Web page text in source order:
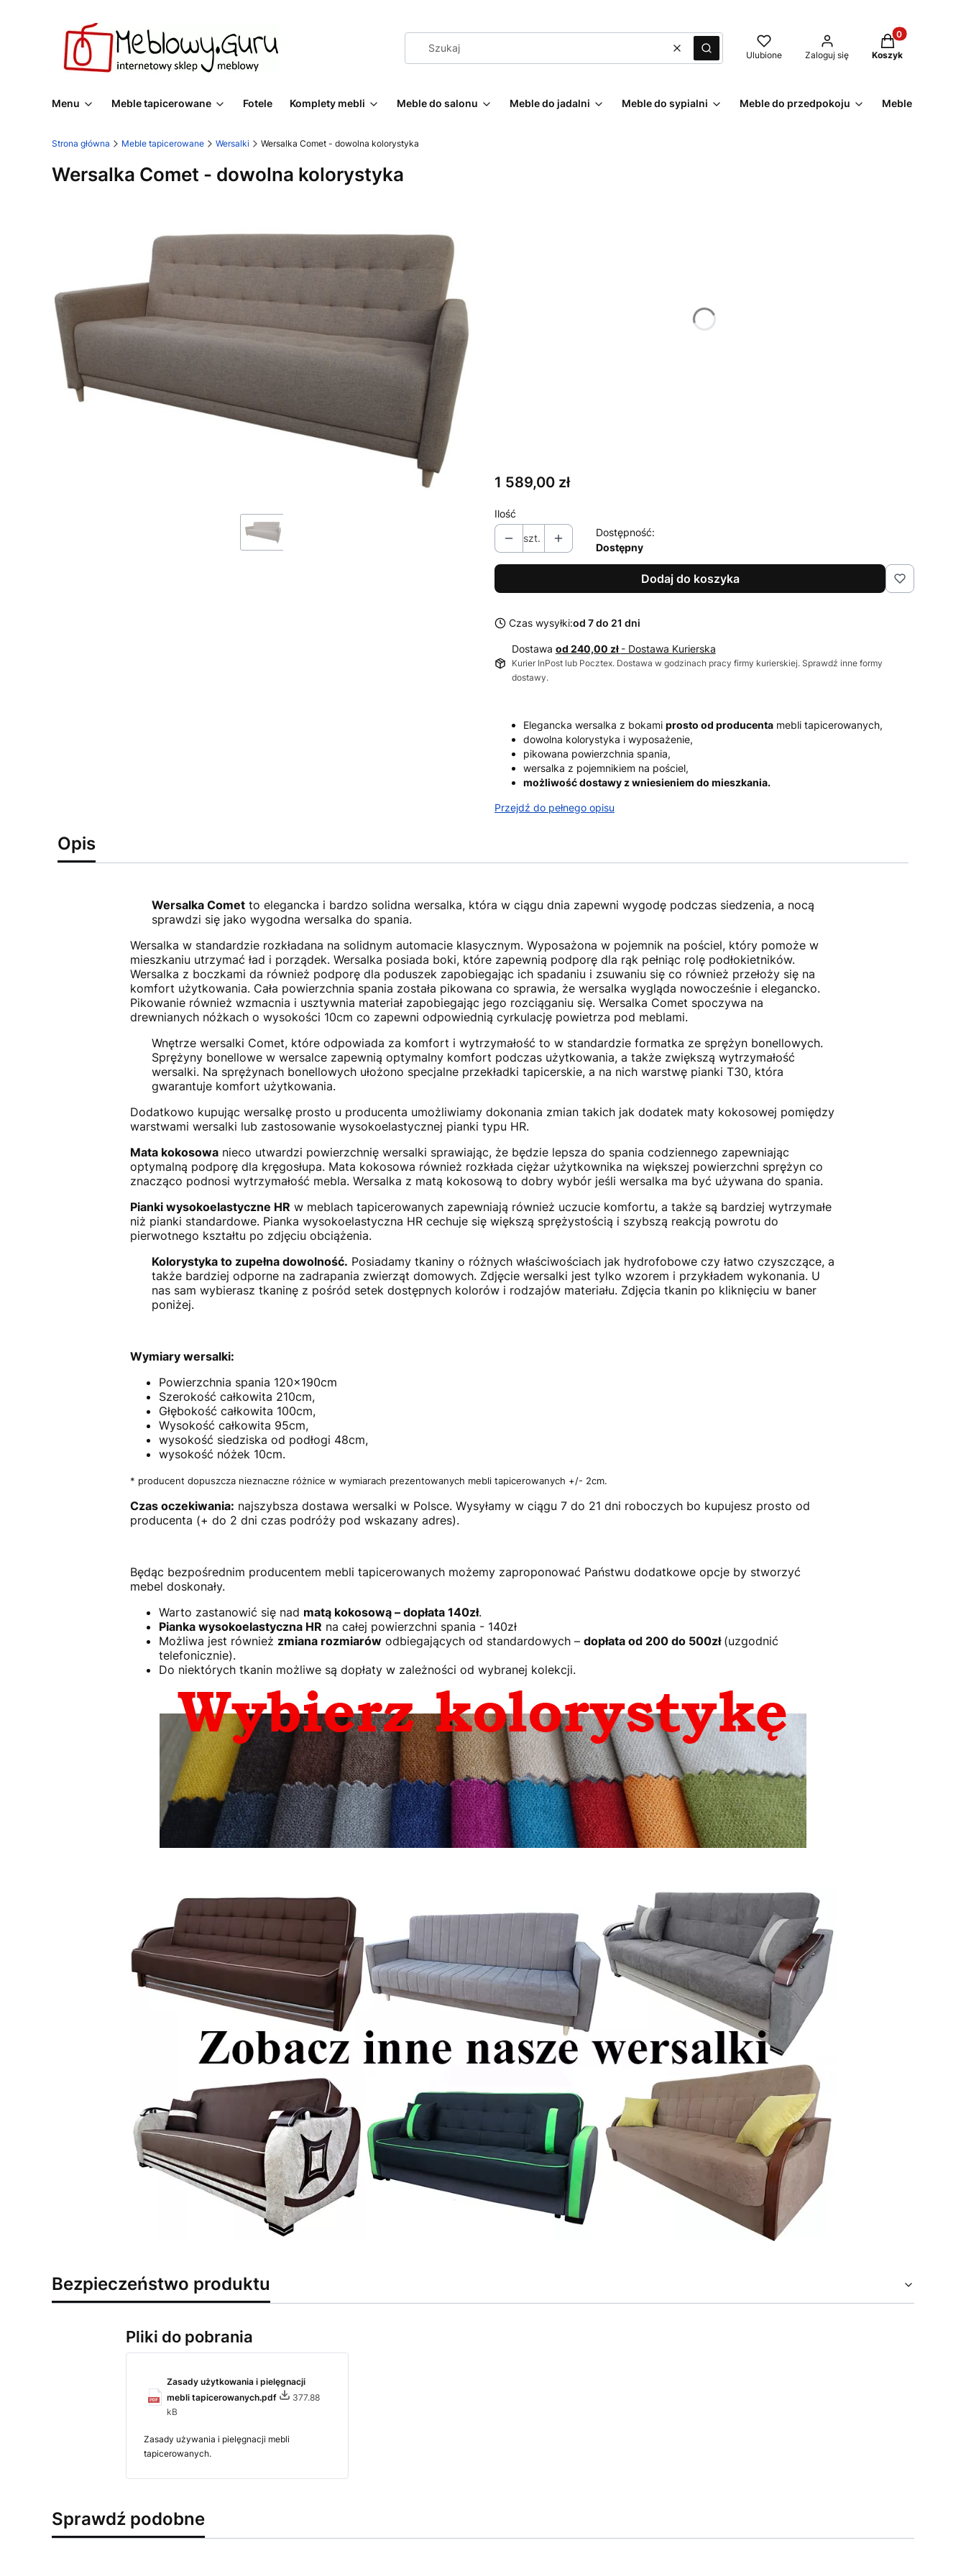
WyczyśćSzukaj Ulubione Zaloguj się
Produkty w
Koszyk
Menu Meble tapicerowane Fotele Komplety mebli Meble do salonu Meble do jadalni Meble do sypialni Meble do przedpokoju Meble ogrodowe
Strona główna Meble tapicerowane Wersalki Wersalka Comet - dowolna kolorystyka
Wersalka Comet - dowolna kolorystyka
Cena
1 589,00 zł
Ilość
szt.
Dostępność:
Dostępny
Dodaj do koszyka
Czas wysyłki:od 7 do 21 dni
Dostawa od 240,00 zł - Dostawa Kurierska
Kurier InPost lub Pocztex. Dostawa w godzinach pracy firmy kurierskiej. Sprawdź inne formy
dostawy.
Elegancka wersalka z bokami prosto od producenta mebli tapicerowanych,
dowolna kolorystyka i wyposażenie,
pikowana powierzchnia spania,
wersalka z pojemnikiem na pościel,
możliwość dostawy z wniesieniem do mieszkania.
Przejdź do pełnego opisu
Opis
Wersalka Comet to elegancka i bardzo solidna wersalka, która w ciągu dnia zapewni wygodę podczas siedzenia, a nocą
sprawdzi się jako wygodna wersalka do spania.
Wersalka w standardzie rozkładana na solidnym automacie klasycznym. Wyposażona w pojemnik na pościel, który pomoże w
mieszkaniu utrzymać ład i porządek. Wersalka posiada boki, które zapewnią podporę dla rąk pełniąc rolę podłokietników.
Wersalka z boczkami da również podporę dla poduszek zapobiegając ich spadaniu i zsuwaniu się co również przełoży się na
komfort użytkowania. Cała powierzchnia spania została pikowana co sprawia, że wersalka wygląda nowocześnie i elegancko.
Pikowanie również wzmacnia i usztywnia materiał zapobiegając jego rozciąganiu się. Wersalka Comet spoczywa na
drewnianych nóżkach o wysokości 10cm co zapewni odpowiednią cyrkulację powietrza pod meblami.
Wnętrze wersalki Comet, które odpowiada za komfort i wytrzymałość to w standardzie formatka ze sprężyn bonellowych.
Sprężyny bonellowe w wersalce zapewnią optymalny komfort podczas użytkowania, a także zwiększą wytrzymałość
wersalki. Na sprężynach bonellowych ułożono specjalne przekładki tapicerskie, a na nich warstwę pianki T30, która
gwarantuje komfort użytkowania.
Dodatkowo kupując wersalkę prosto u producenta umożliwiamy dokonania zmian takich jak dodatek maty kokosowej pomiędzy
warstwami wersalki lub zastosowanie wysokoelastycznej pianki typu HR.
Mata kokosowa nieco utwardzi powierzchnię wersalki sprawiając, że będzie lepsza do spania codziennego zapewniając
optymalną podporę dla kręgosłupa. Mata kokosowa również rozkłada ciężar użytkownika na większej powierzchni sprężyn co
znacząco podnosi wytrzymałość mebla. Wersalka z matą kokosową to dobry wybór jeśli wersalka ma być używana do spania.
Pianki wysokoelastyczne HR w meblach tapicerowanych zapewniają również uczucie komfortu, a także są bardziej wytrzymałe
niż pianki standardowe. Pianka wysokoelastyczna HR cechuje się większą sprężystością i szybszą reakcją powrotu do
pierwotnego kształtu po zdjęciu obciążenia.
Kolorystyka to zupełna dowolność. Posiadamy tkaniny o różnych właściwościach jak hydrofobowe czy łatwo czyszczące, a
także bardziej odporne na zadrapania zwierząt domowych. Zdjęcie wersalki jest tylko wzorem i przykładem wykonania. U
nas sam wybierasz tkaninę z pośród setek dostępnych kolorów i rodzajów materiału. Zdjęcia tkanin po kliknięciu w baner
poniżej.
Wymiary wersalki:
Powierzchnia spania 120x190cm
Szerokość całkowita 210cm,
Głębokość całkowita 100cm,
Wysokość całkowita 95cm,
wysokość siedziska od podłogi 48cm,
wysokość nóżek 10cm.
* producent dopuszcza nieznaczne różnice w wymiarach prezentowanych mebli tapicerowanych +/- 2cm.
Czas oczekiwania: najszybsza dostawa wersalki w Polsce. Wysyłamy w ciągu 7 do 21 dni roboczych bo kupujesz prosto od
producenta (+ do 2 dni czas podróży pod wskazany adres).
Będąc bezpośrednim producentem mebli tapicerowanych możemy zaproponować Państwu dodatkowe opcje by stworzyć
mebel doskonały.
Warto zastanowić się nad matą kokosową – dopłata 140zł.
Pianka wysokoelastyczna HR na całej powierzchni spania - 140zł
Możliwa jest również zmiana rozmiarów odbiegających od standardowych –dopłata od 200 do 500zł (uzgodnić
telefonicznie).
Do niektórych tkanin możliwe są dopłaty w zależności od wybranej kolekcji.
Bezpieczeństwo produktu
Pliki do pobrania
Zasady użytkowania i pielęgnacji
mebli tapicerowanych.pdf
377.88
kB
Zasady używania i pielęgnacji mebli
tapicerowanych.
Sprawdź podobne